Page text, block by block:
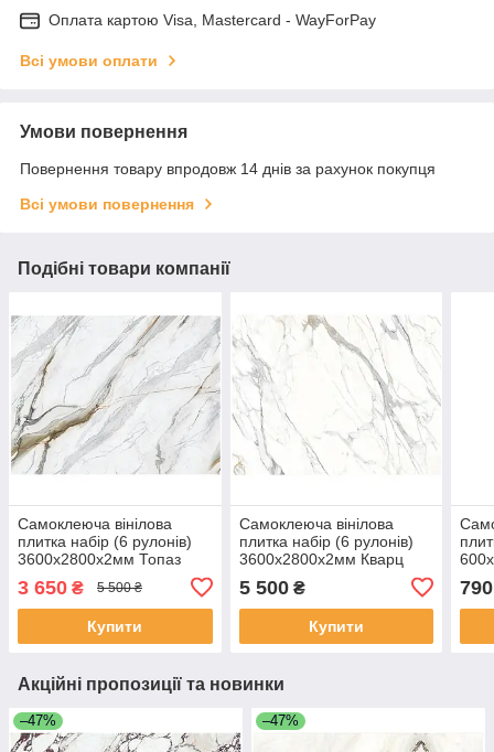
Оплата картою Visa, Mastercard - WayForPay
Всі умови оплати
Умови повернення
Повернення товару впродовж 14 днів за рахунок покупця
Всі умови повернення
Подібні товари компанії
Самоклеюча вінілова
плитка набір (6 рулонів)
3600х2800х2мм Топаз
3 650 ₴ 5 500 ₴
Купити
Самоклеюча вінілова
плитка набір (6 рулонів)
3600х2800х2мм Кварц
5 500₴
Купити
790
Акційні пропозиції та новинки
–47% –47%